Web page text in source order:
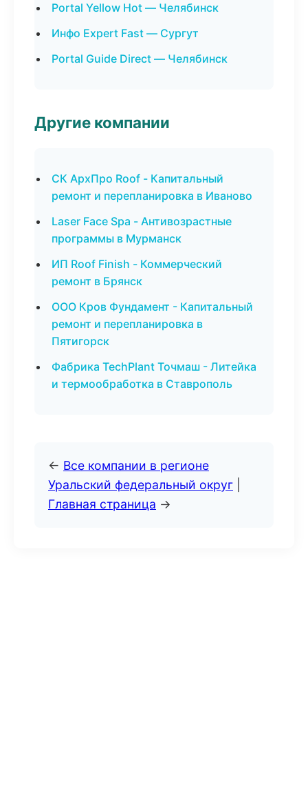
Portal Yellow Hot — Челябинск
Инфо Expert Fast — Сургут
Portal Guide Direct — Челябинск
Другие компании
СК АрхПро Roof - Капитальный
ремонт и перепланировка в Иваново
Laser Face Spa - Антивозрастные
программы в Мурманск
ИП Roof Finish - Коммерческий
ремонт в Брянск
ООО Кров Фундамент - Капитальный
ремонт и перепланировка в
Пятигорск
Фабрика TechPlant Точмаш - Литейка
и термообработка в Ставрополь
← Все компании в регионе
Уральский федеральный округ
Главная страница →